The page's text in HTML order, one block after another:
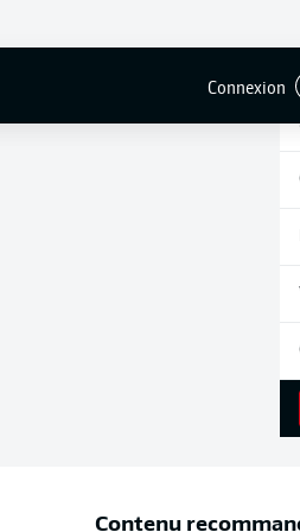
Connexion
Contenu